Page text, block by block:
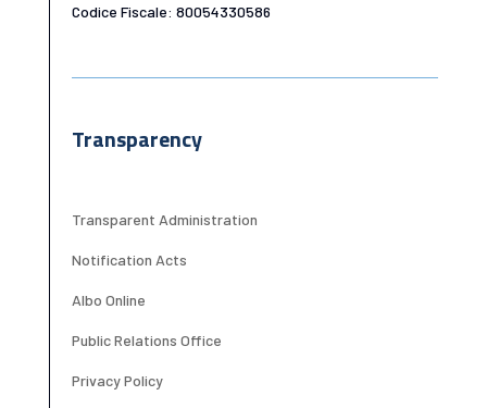
Codice Fiscale: 80054330586
Transparency
Transparent Administration
Notification Acts
Albo Online
Public Relations Office
Privacy Policy